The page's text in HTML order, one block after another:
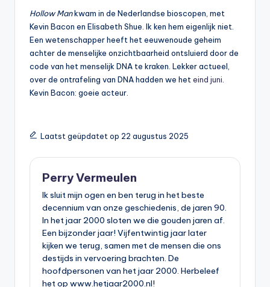
Hollow Mankwam in de Nederlandse bioscopen, met
Kevin Bacon en Elisabeth Shue. Ik ken hem eigenlijk niet.
Een wetenschapper heeft het eeuwenoude geheim
achter de menselijke onzichtbaarheid ontsluierd door de
code van het menselijk DNA te kraken. Lekker actueel,
over de ontrafeling van DNA hadden we het eind juni
Kevin Bacon: goeie acteur.
Laatst geüpdatet op 22 augustus 2025
Perry Vermeulen
Ik sluit mijn ogen en ben terug in het beste
decennium van onze geschiedenis, de jaren 90.
In het jaar 2000 sloten we die gouden jaren af.
Een bijzonder jaar! Vijfentwintig jaar later
kijken we terug, samen met de mensen die ons
destijds in vervoering brachten. De
hoofdpersonen van het jaar 2000. Herbeleef
het op www.hetjaar2000.nl!